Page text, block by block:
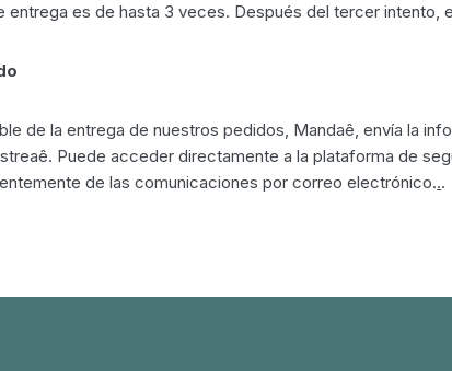
entrega es de hasta 3 veces. Después del tercer
de la entrega de nuestros pedidos, Mandaê, envía la
Puede acceder directamente a la plataforma de
de las comunicaciones por correo electrónico...